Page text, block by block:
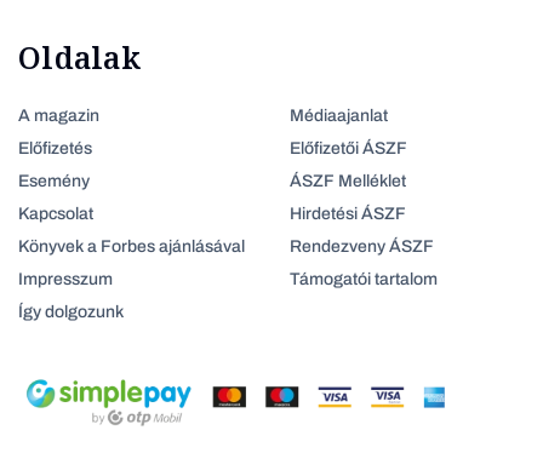
Oldalak
A magazin
Előfizetés
Esemény
Kapcsolat
Könyvek a Forbes ajánlásával
Impresszum
Így dolgozunk
Médiaajanlat
Előfizetői ÁSZF
ÁSZF Melléklet
Hirdetési ÁSZF
Rendezveny ÁSZF
Támogatói tartalom